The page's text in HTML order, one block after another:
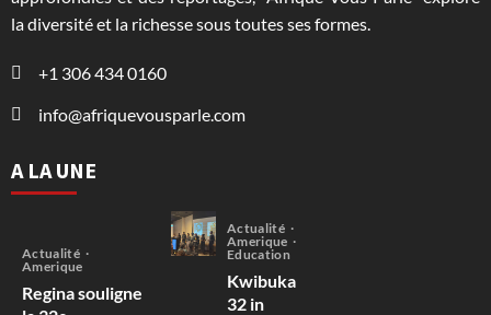
la diversité et la richesse sous toutes ses formes.
+1 306 434 0160
info@afriquevousparle.com
A LA UNE
Actualité
Amerique
Regina souligne
Actualité
Amerique
Education
Kwibuka
32 in